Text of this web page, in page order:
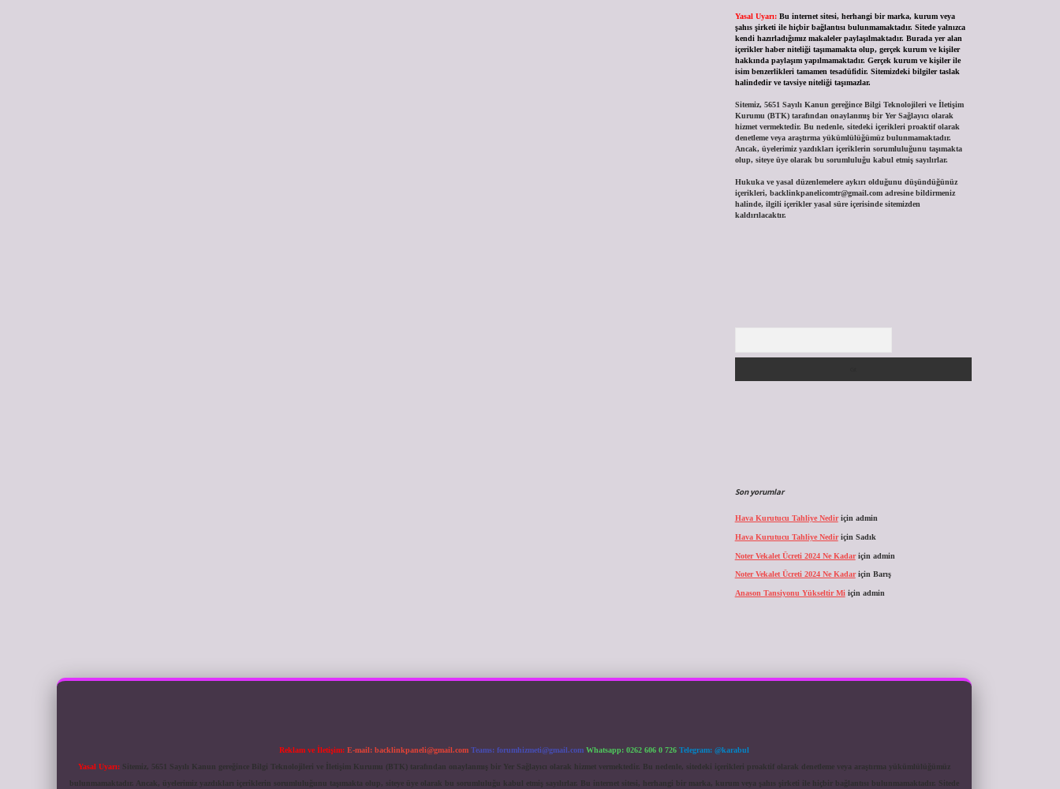
Yasal Uyarı: Bu internet sitesi, herhangi bir marka, kurum veya
şahıs şirketi ile hiçbir bağlantısı bulunmamaktadır. Sitede yalnızca
kendi hazırladığımız makaleler paylaşılmaktadır. Burada yer alan
içerikler haber niteliği taşımamakta olup, gerçek kurum ve kişiler
hakkında paylaşım yapılmamaktadır. Gerçek kurum ve kişiler ile
isim benzerlikleri tamamen tesadüfidir. Sitemizdeki bilgiler taslak
halindedir ve tavsiye niteliği taşımazlar.
Sitemiz, 5651 Sayılı Kanun gereğince Bilgi Teknolojileri ve İletişim
Kurumu (BTK) tarafından onaylanmış bir Yer Sağlayıcı olarak
hizmet vermektedir. Bu nedenle, sitedeki içerikleri proaktif olarak
denetleme veya araştırma yükümlülüğümüz bulunmamaktadır.
Ancak, üyelerimiz yazdıkları içeriklerin sorumluluğunu taşımakta
olup, siteye üye olarak bu sorumluluğu kabul etmiş sayılırlar.
Hukuka ve yasal düzenlemelere aykırı olduğunu düşündüğünüz
içerikleri, backlinkpanelicomtr@gmail.comadresine bildirmeniz
halinde, ilgili içerikler yasal süre içerisinde sitemizden
kaldırılacaktır.
Son yorumlar
Hava Kurutucu Tahliye Nediriçin admin
Hava Kurutucu Tahliye Nediriçin Sadık
Noter Vekalet Ücreti 2024 Ne Kadariçin admin
Noter Vekalet Ücreti 2024 Ne Kadariçin Barış
Anason Tansiyonu Yükseltir Mi için admin
Reklam ve İletişim: E-mail: backlinkpaneli@gmail.com Teams: forumhizmeti@gmail.com Whatsapp: 0262 606 0 726 Telegram: @karabul
Yasal Uyarı: Sitemiz, 5651 Sayılı Kanun gereğince Bilgi Teknolojileri ve İletişim Kurumu (BTK) tarafından onaylanmış bir Yer Sağlayıcı olarak hizmet vermektedir. Bu nedenle, sitedeki içerikleri proaktif olarak denetleme veya araştırma yükümlülüğümüz
bulunmamaktadır. Ancak, üyelerimiz yazdıkları içeriklerin sorumluluğunu taşımakta olup, siteye üye olarak bu sorumluluğu kabul etmiş sayılırlar. Bu internet sitesi, herhangi bir marka, kurum veya şahıs şirketi ile hiçbir bağlantısı bulunmamaktadır. Sitede